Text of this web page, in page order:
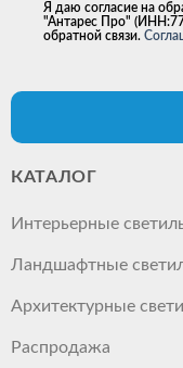
Я даю согласие на
"Антарес Про"
обратной связи.
КАТАЛОГ
Интерьерные
Ландшафтные
Архитектурные
Распродажа